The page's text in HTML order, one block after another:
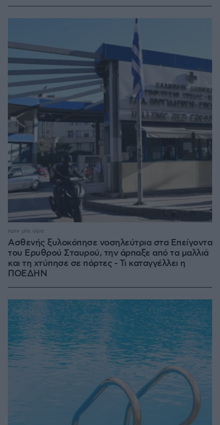
Ασθενής ξυλοκόπησε νοσηλεύτρια στα Επείγοντα
του Ερυθρού Σταυρού, την άρπαξε από τα μαλλιά
και τη χτύπησε σε πόρτες - Τι καταγγέλλει η
ΠΟΕΔΗΝ
πριν μία ώρα